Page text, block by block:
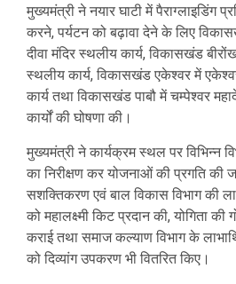
मुख्यमंत्री ने नयार घाटी में पैराग्लाइडिंग
करने, पर्यटन को बढ़ावा देने के लिए
दीवा मंदिर स्थलीय कार्य, विकासखंड
स्थलीय कार्य, विकासखंड एकेश्वर में
कार्य तथा विकासखंड पाबौ में चम्पेश्वर
कार्यों की घोषणा की।
मुख्यमंत्री ने कार्यक्रम स्थल पर विभिन्न
का निरीक्षण कर योजनाओं की प्रगति की
सशक्तिकरण एवं बाल विकास विभाग की
को महालक्ष्मी किट प्रदान की, योगिता की
कराई तथा समाज कल्याण विभाग के
को दिव्यांग उपकरण भी वितरित किए।